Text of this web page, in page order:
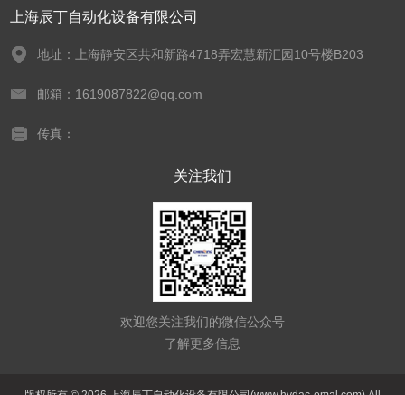
上海辰丁自动化设备有限公司
地址：上海静安区共和新路4718弄宏慧新汇园10号楼B203
邮箱：1619087822@qq.com
传真：
关注我们
欢迎您关注我们的微信公众号
了解更多信息